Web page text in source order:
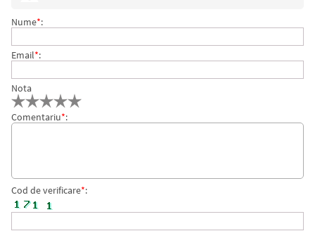
Nume*:
Email*:
Nota
Comentariu*:
Cod de verificare*: